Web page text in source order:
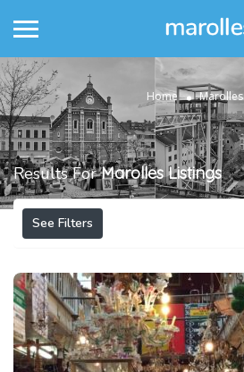
Home Marolles
Results ForMarolles Listings
See Filters